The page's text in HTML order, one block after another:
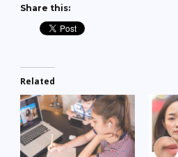
Share this:
Related